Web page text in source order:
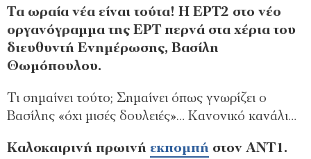
Τα ωραία νέα είναι τούτα! Η ΕΡΤ2 στο νέο
οργανόγραμμα της ΕΡΤ περνά στα χέρια του
διευθυντή Ενημέρωσης, Βασίλη
Θωμόπουλου.
Τι σημαίνει τούτο; Σημαίνει όπως γνωρίζει ο
Βασίλης «όχι μισές δουλειές»… Κανονικό κανάλι…
Καλοκαιρινή πρωινή εκπομπή στον ΑΝΤ1.